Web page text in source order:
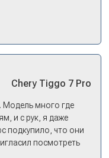
Прям не
в трейд-ин
Chery Tiggo 7 Pro
Модель много где
и с рук, я даже
подкупило, что они
посмотреть